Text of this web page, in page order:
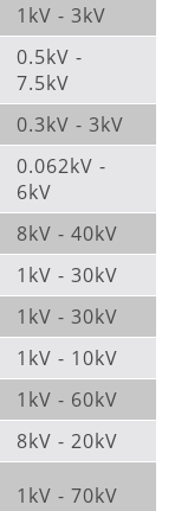
1kV - 3kV
0.5kV -
7.5kV
0.3kV - 3kV
0.062kV -
6kV
8kV - 40kV
1kV - 30kV
1kV - 30kV
1kV - 10kV
1kV - 60kV
8kV - 20kV
1kV - 70kV